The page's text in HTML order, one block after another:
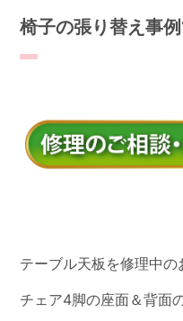
椅子の張り替え事
テーブル天板を修理中
チェア4脚の座面＆背面